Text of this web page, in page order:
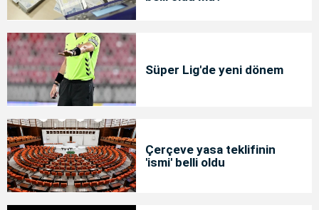
Süper Lig'de yeni dönem
Çerçeve yasa teklifinin
'ismi' belli oldu